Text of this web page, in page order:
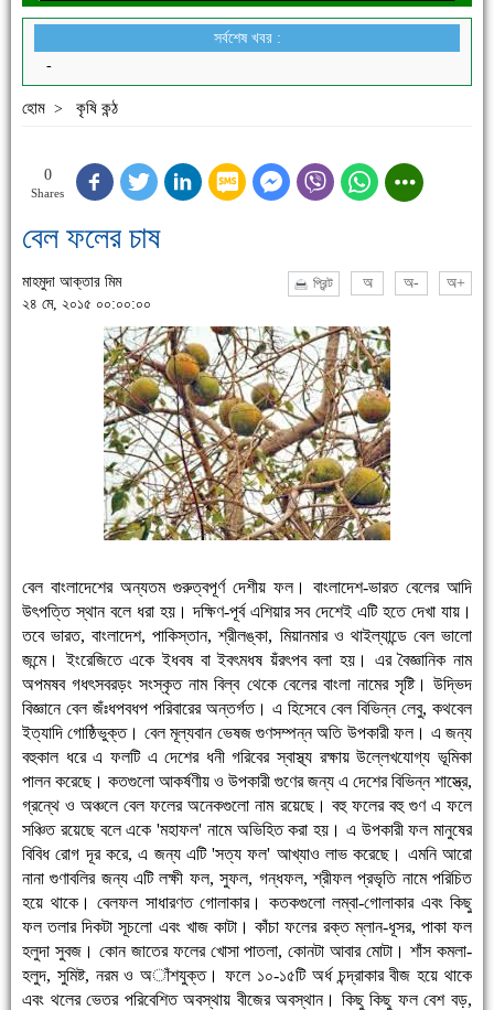
সর্বশেষ খবর :
হোম > কৃষি কন্ঠ
0
Shares
বেল ফলের চাষ
মাহমুদা আক্তার মিম
২৪ মে, ২০১৫ ০০:০০:০০
প্রিন্ট অ অ- অ+
বেল বাংলাদেশের অন্যতম গুরুত্বপূর্ণ দেশীয় ফল। বাংলাদেশ-ভারত বেলের আদি
উৎপত্তি স্থান বলে ধরা হয়। দক্ষিণ-পূর্ব এশিয়ার সব দেশেই এটি হতে দেখা যায়।
তবে ভারত, বাংলাদেশ, পাকিস্তান, শ্রীলঙ্কা, মিয়ানমার ও থাইল্যান্ডে বেল ভালো
জন্মে। ইংরেজিতে একে ইধবষ বা ইবৎমধষ য়ঁরৎপব বলা হয়। এর বৈজ্ঞানিক নাম
অপমষব গধৎসবরড়ং সংস্কৃত নাম বিল্ব থেকে বেলের বাংলা নামের সৃষ্টি। উদ্ভিদ
বিজ্ঞানে বেল জঁঃধপবধপ পরিবারের অন্তর্গত। এ হিসেবে বেল বিভিন্ন লেবু, কথবেল
ইত্যাদি গোষ্ঠিভুক্ত। বেল মূল্যবান ভেষজ গুণসম্পন্ন অতি উপকারী ফল। এ জন্য
বহুকাল ধরে এ ফলটি এ দেশের ধনী গরিবের স্বাস্থ্য রক্ষায় উল্লেখযোগ্য ভূমিকা
পালন করেছে। কতগুলো আকর্ষণীয় ও উপকারী গুণের জন্য এ দেশের বিভিন্ন শাস্ত্রে,
গ্রন্থে ও অঞ্চলে বেল ফলের অনেকগুলো নাম রয়েছে। বহু ফলের বহু গুণ এ ফলে
সঞ্চিত রয়েছে বলে একে 'মহাফল' নামে অভিহিত করা হয়। এ উপকারী ফল মানুষের
বিবিধ রোগ দূর করে, এ জন্য এটি 'সত্য ফল' আখ্যাও লাভ করেছে। এমনি আরো
নানা গুণাবলির জন্য এটি লক্ষী ফল, সুফল, গন্ধফল, শ্রীফল প্রভৃতি নামে পরিচিত
হয়ে থাকে। বেলফল সাধারণত গোলাকার। কতকগুলো লম্বা-গোলাকার এবং কিছু
ফল তলার দিকটা সূচলো এবং খাজ কাটা। কাঁচা ফলের রক্ত ম্লান-ধূসর, পাকা ফল
হলুদা সুবজ। কোন জাতের ফলের খোসা পাতলা, কোনটা আবার মোটা। শাঁস কমলা-
হলুদ, সুমিষ্ট, নরম ও অাঁশযুক্ত। ফলে ১০-১৫টি অর্ধ চন্দ্রাকার বীজ হয়ে থাকে
এবং থলের ভেতর পরিবেশিত অবস্থায় বীজের অবস্থান। কিছু কিছু ফল বেশ বড়,